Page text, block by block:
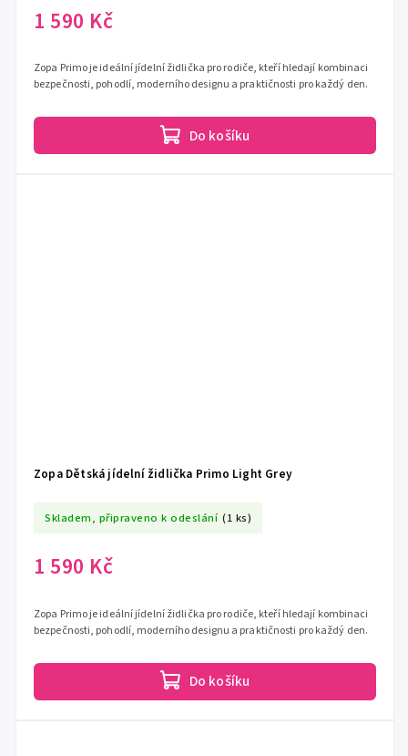
1 590 Kč
Do košíku
Zopa Primo je ideální jídelní židlička pro rodiče, kteří hledají kombinaci
bezpečnosti, pohodlí, moderního designu a praktičnosti pro každý den.
Zopa Dětská jídelní židlička Primo Light Grey
Skladem, připraveno k odeslání (1 ks)
1 590 Kč
Do košíku
Zopa Primo je ideální jídelní židlička pro rodiče, kteří hledají kombinaci
bezpečnosti, pohodlí, moderního designu a praktičnosti pro každý den.